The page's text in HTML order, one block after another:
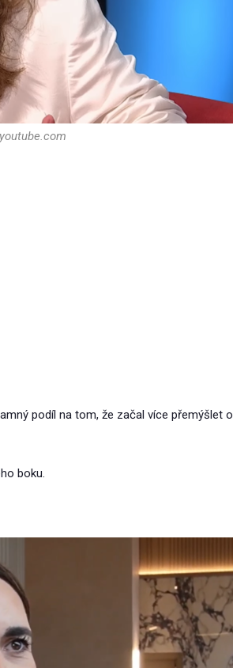
podíl na tom, že začal více přemýšlet o
boku.